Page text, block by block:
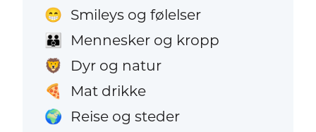
😁 Smileys og følelser
👪 Mennesker og kropp
🦁 Dyr og natur
🍕 Mat drikke
🌍 Reise og steder